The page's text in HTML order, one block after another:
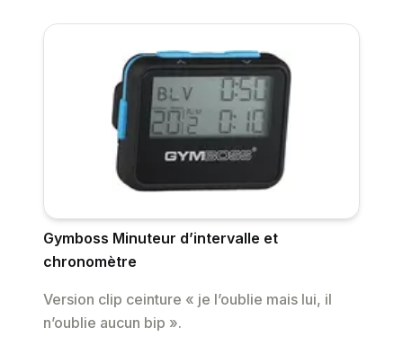
Gymboss Minuteur d’intervalle et
chronomètre
Version clip ceinture « je l’oublie mais lui, il
n’oublie aucun bip ».